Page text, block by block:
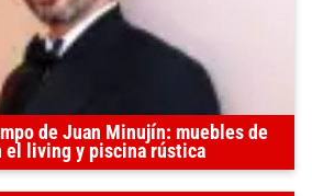
de Juan Minujín: muebles de
el living y piscina rústica